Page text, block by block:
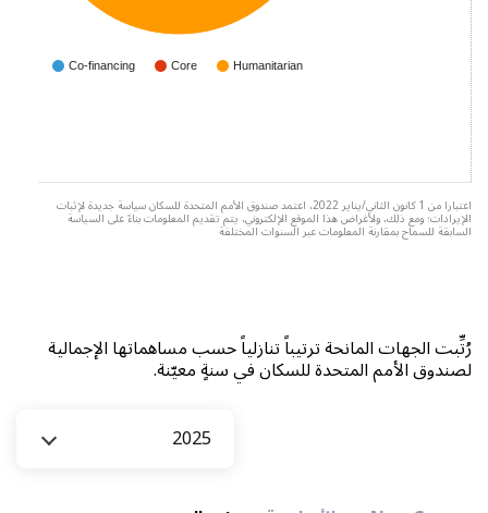
Co-financing Core Humanitarian
اعتبارا من 1 كانون الثاني/يناير 2022، اعتمد صندوق الأمم المتحدة للسكان سياسة جديدة لإثبات
الإيرادات؛ ومع ذلك، ولأغراض هذا الموقع الإلكتروني، يتم تقديم المعلومات بناءً على السياسة
السابقة للسماح بمقارنة المعلومات عبر السنوات المختلفة
رُتِّبت الجهات المانحة ترتيباً تنازلياً حسب مساهماتها الإجمالية
لصندوق الأمم المتحدة للسكان في سنةٍ معيّنة.
2025